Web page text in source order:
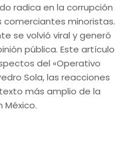
radica en la corrupción
comerciantes minoristas.
se volvió viral y generó
pública. Este artículo
del «Operativo
Sola, las reacciones
más amplio de la
México.